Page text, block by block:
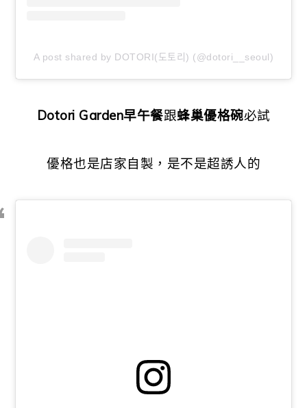
A post shared by DOTORI(도토리) (@dotori__seoul)
Dotori Garden早午餐跟蜂巢優格碗必試
優格也是店家自製，是不是超誘人的